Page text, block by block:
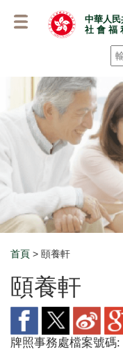
中華人
社 會 福
Breadcrumb
首頁 > 頤養軒
頤養軒
牌照事務處檔案號碼: